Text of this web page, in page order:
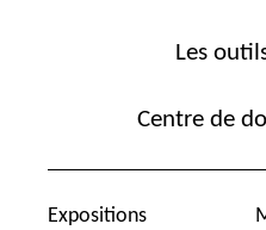
Les
Centre de
Expositions